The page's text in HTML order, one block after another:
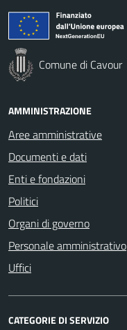
Comune di Cavour
AMMINISTRAZIONE
Aree amministrative
Documenti e dati
Enti e fondazioni
Politici
Organi di governo
Personale amministrativo
Uffici
CATEGORIE DI SERVIZIO